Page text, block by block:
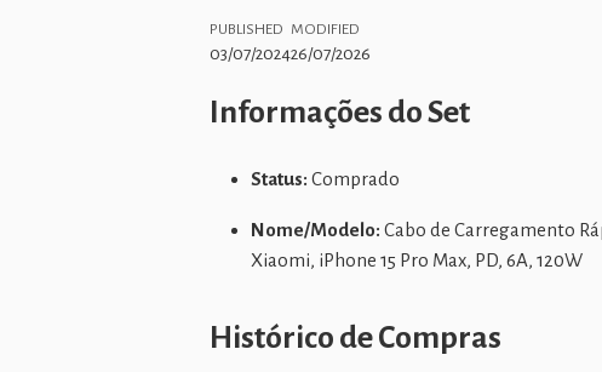
PUBLISHED
03/07/2024
MODIFIED
26/07/2026
Informações do Set
Status: Comprado
Nome/Modelo: Cabo de Carregamento
Xiaomi, iPhone 15 Pro Max, PD, 6A, 120W
Histórico de Compras